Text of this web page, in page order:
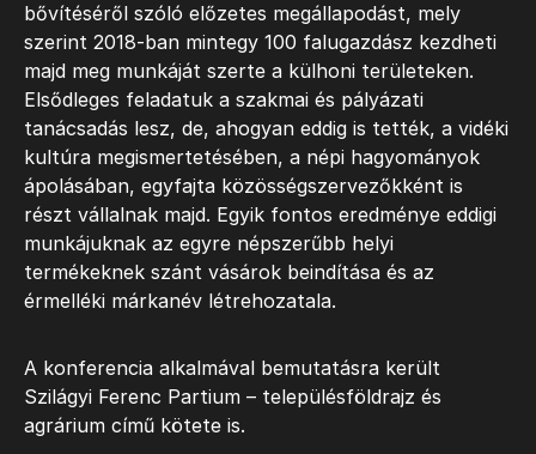
bővítéséről szóló előzetes megállapodást, mely
szerint 2018-ban mintegy 100 falugazdász kezdheti
majd meg munkáját szerte a külhoni területeken.
Elsődleges feladatuk a szakmai és pályázati
tanácsadás lesz, de, ahogyan eddig is tették, a vidéki
kultúra megismertetésében, a népi hagyományok
ápolásában, egyfajta közösségszervezőkként is
részt vállalnak majd. Egyik fontos eredménye eddigi
munkájuknak az egyre népszerűbb helyi
termékeknek szánt vásárok beindítása és az
érmelléki márkanév létrehozatala.
A konferencia alkalmával bemutatásra került
Szilágyi Ferenc Partium – településföldrajz és
agrárium című kötete is.